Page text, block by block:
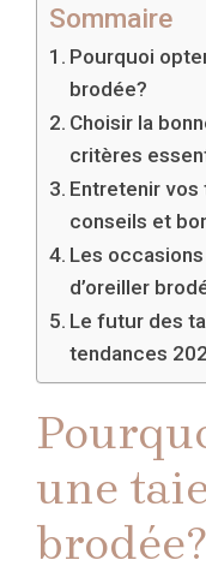
Sommaire
Pourquoi
brodée?
Choisir la
critères
Entretenir vos
conseils et
Les
d’oreiller
Le futur des
tendances
une
brodée?